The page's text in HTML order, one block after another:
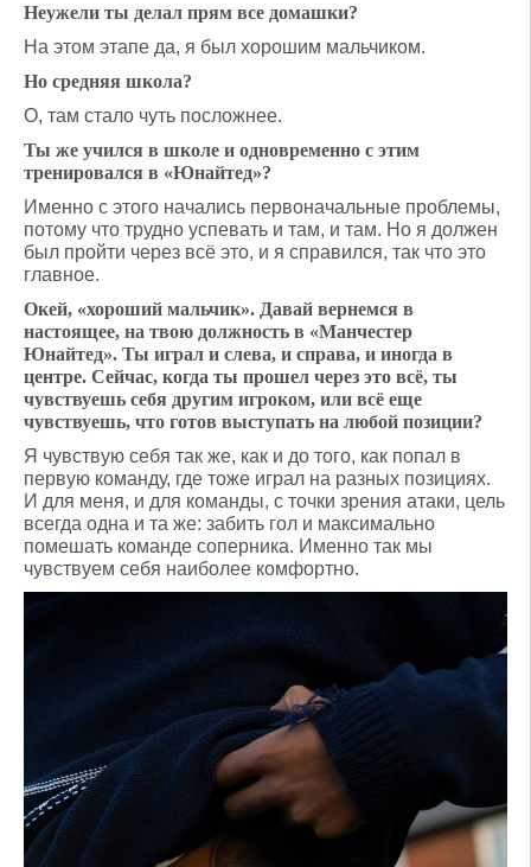
Неужели ты делал прям все домашки?
На этом этапе да, я был хорошим мальчиком.
Но средняя школа?
О, там стало чуть посложнее.
Ты же учился в школе и одновременно с этим
тренировался в «Юнайтед»?
Именно с этого начались первоначальные проблемы,
потому что трудно успевать и там, и там. Но я должен
был пройти через всё это, и я справился, так что это
главное.
Окей, «хороший мальчик». Давай вернемся в
настоящее, на твою должность в «Манчестер
Юнайтед». Ты играл и слева, и справа, и иногда в
центре. Сейчас, когда ты прошел через это всё, ты
чувствуешь себя другим игроком, или всё еще
чувствуешь, что готов выступать на любой позиции?
Я чувствую себя так же, как и до того, как попал в
первую команду, где тоже играл на разных позициях.
И для меня, и для команды, с точки зрения атаки, цель
всегда одна и та же: забить гол и максимально
помешать команде соперника. Именно так мы
чувствуем себя наиболее комфортно.